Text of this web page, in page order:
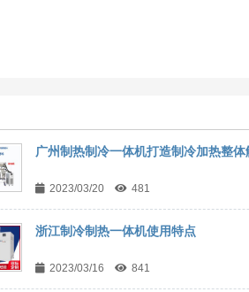
广州制热制冷一体机打造制冷加热整体
2023/03/20 481
浙江制冷制热一体机使用特点
2023/03/16 841